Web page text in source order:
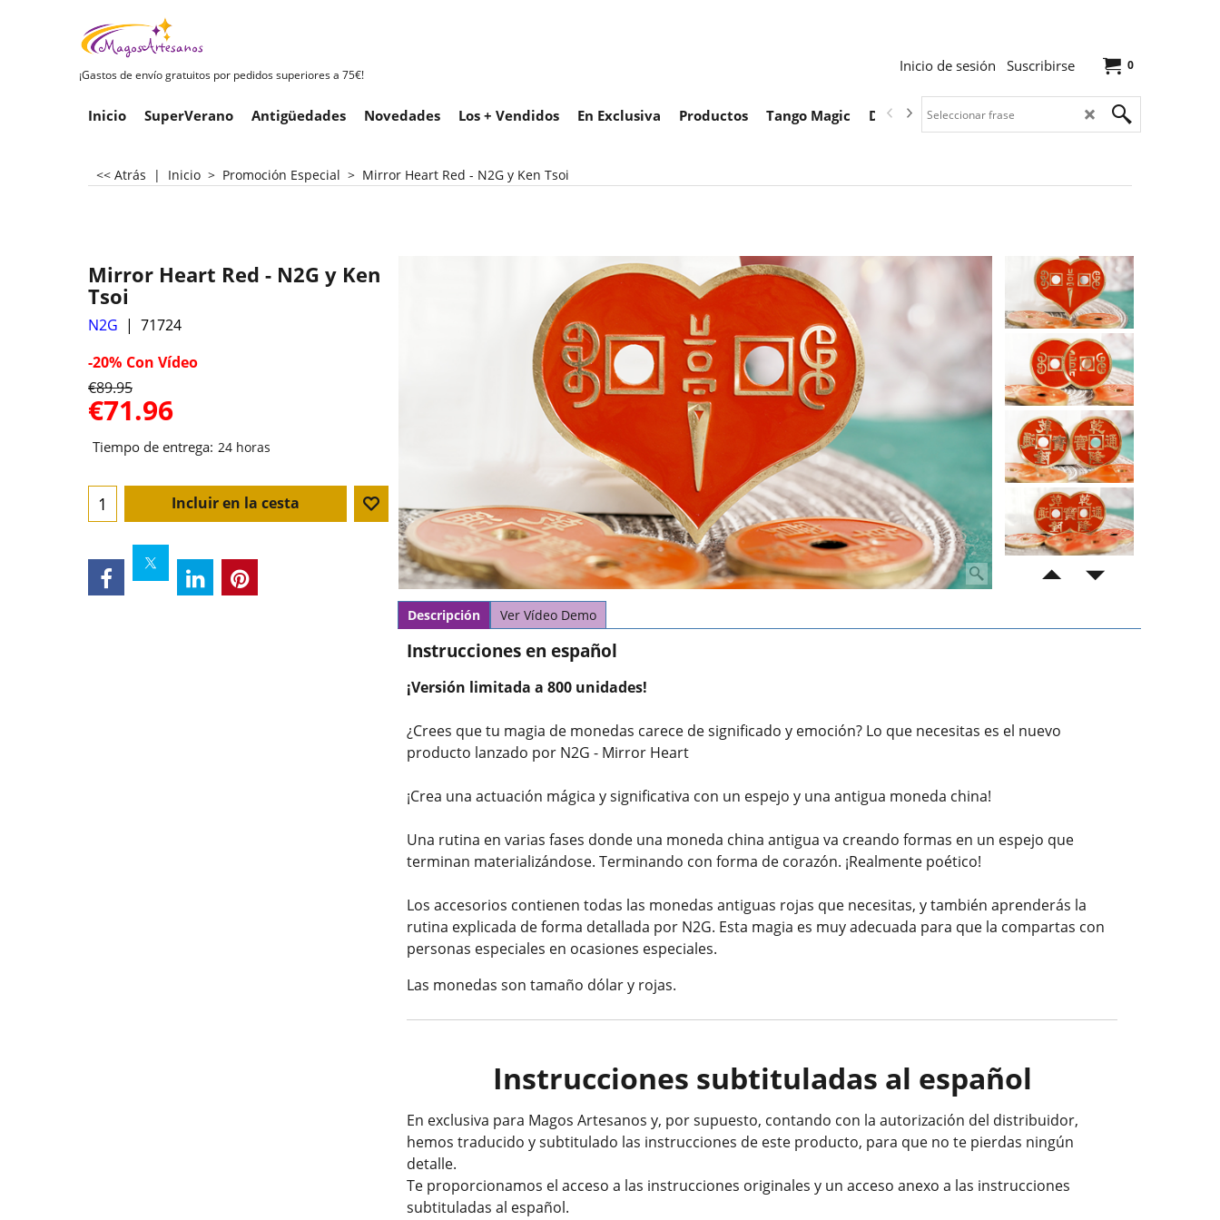
¡Gastos de envío gratuitos por pedidos superiores a 75€!
0
Inicio de sesión Suscribirse
Inicio SuperVerano Antigüedades Novedades Los + Vendidos En Exclusiva Productos Tango Magic Descargas
<< Atrás | Inicio > Promoción Especial > Mirror Heart Red - N2G y Ken Tsoi
Mirror Heart Red - N2G y Ken
Tsoi
N2G
71724
-20% Con Vídeo
€89.95
€71.96
Tiempo de entrega: 24 horas
Incluir en la cesta
Descripción Ver Vídeo Demo
Instrucciones en español
¡Versión limitada a 800 unidades!
¿Crees que tu magia de monedas carece de significado y emoción? Lo que necesitas es el nuevo
producto lanzado por N2G - Mirror Heart
¡Crea una actuación mágica y significativa con un espejo y una antigua moneda china!
Una rutina en varias fases donde una moneda china antigua va creando formas en un espejo que
terminan materializándose. Terminando con forma de corazón. ¡Realmente poético!
Los accesorios contienen todas las monedas antiguas rojas que necesitas, y también aprenderás la
rutina explicada de forma detallada por N2G. Esta magia es muy adecuada para que la compartas con
personas especiales en ocasiones especiales.
Las monedas son tamaño dólar y rojas.
Instrucciones subtituladas al español
En exclusiva para Magos Artesanos y, por supuesto, contando con la autorización del distribuidor,
hemos traducido y subtitulado las instrucciones de este producto, para que no te pierdas ningún
detalle.
Te proporcionamos el acceso a las instrucciones originales y un acceso anexo a las instrucciones
subtituladas al español.